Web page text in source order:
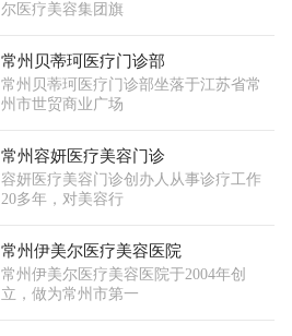
尔医疗美容集团旗
常州贝蒂珂医疗门诊部
常州贝蒂珂医疗门诊部坐落于江苏省常
州市世贸商业广场
常州容妍医疗美容门诊
容妍医疗美容门诊创办人从事诊疗工作
20多年，对美容行
常州伊美尔医疗美容医院
常州伊美尔医疗美容医院于2004年创
立，做为常州市第一